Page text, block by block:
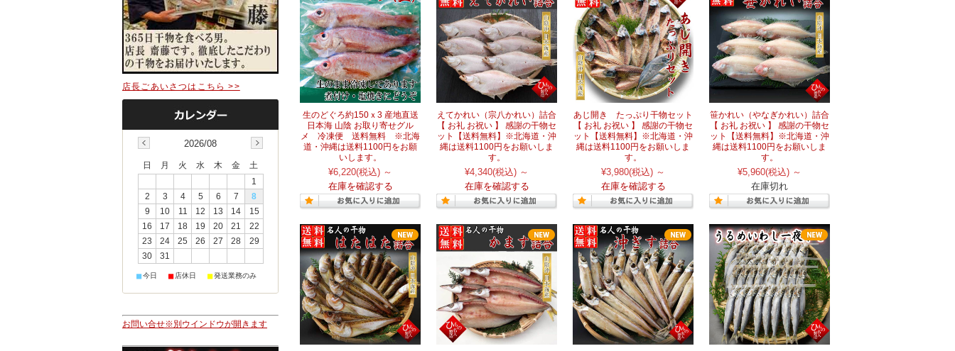
生のどぐろ約150ｘ3 産地直送
日本海 山陰 お取り寄せグル
メ 冷凍便 送料無料 ※北海
道・沖縄は送料1100円をお願
いします。
¥6,220(税込) ～
在庫を確認する
えてかれい（宗八かれい）詰合
【 お礼 お祝い 】 感謝の干物セ
ット【送料無料】※北海道・沖
縄は送料1100円をお願いしま
す。
¥4,340(税込) ～
在庫を確認する
あじ開き たっぷり干物セット
【 お礼 お祝い 】 感謝の干物セ
ット【送料無料】※北海道・沖
縄は送料1100円をお願いしま
す。
¥3,980(税込) ～
在庫を確認する
笹かれい（やなぎかれい）詰合
【 お礼 お祝い 】 感謝の干物セ
ット【送料無料】※北海道・沖
縄は送料1100円をお願いしま
す。
¥5,960(税込) ～
在庫切れ
店長ごあいさつはこちら >>
2026/08
日 月 火 水 木 金
土
1
2
3 4 5 6 7
8
9
10 11 12 13 14
15
16
17 18 19 20 21
22
23
24 25 26 27 28
29
30
31
■今日 ■ 店休日 ■発送業務のみ
お問い合せ※別ウインドウが開きます